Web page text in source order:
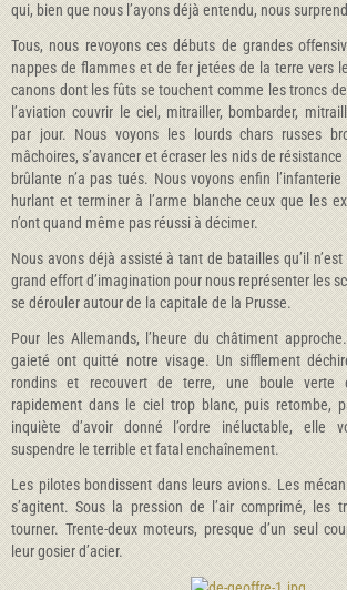
qui, bien que nous l’ayons déjà entendu, nous
Tous, nous revoyons ces débuts de grandes
nappes de flammes et de fer jetées de la terre vers
canons dont les fûts se touchent comme les troncs
l’aviation couvrir le ciel, mitrailler, bombarder,
par jour. Nous voyons les lourds chars russes
mâchoires, s’avancer et écraser les nids de
brûlante n’a pas tués. Nous voyons enfin l’infanterie
hurlant et terminer à l’arme blanche ceux que les
n’ont quand même pas réussi à décimer.
Nous avons déjà assisté à tant de batailles qu’il
grand effort d’imagination pour nous représenter les
se dérouler autour de la capitale de la Prusse.
Pour les Allemands, l’heure du châtiment
gaieté ont quitté notre visage. Un sifflement
rondins et recouvert de terre, une boule verte
rapidement dans le ciel trop blanc, puis retombe,
inquiète d’avoir donné l’ordre inéluctable, elle
suspendre le terrible et fatal enchaînement.
Les pilotes bondissent dans leurs avions. Les
s’agitent. Sous la pression de l’air comprimé, les
tourner. Trente-deux moteurs, presque d’un seul
leur gosier d’acier.